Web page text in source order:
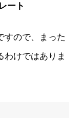
ート
すので、まった
わけではありま